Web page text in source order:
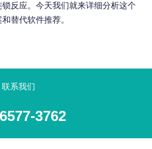
反应。今天我们就来详细分析这个
替代软件推荐。
联系我们
3762